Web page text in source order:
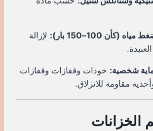
(كأن 100–150 بار):
لإزالة
شخصية: خوذات وقفازات وقفازات
مقاومة للانزلاق.
الخزانات